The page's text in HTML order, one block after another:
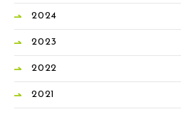
2024
2023
2022
2021